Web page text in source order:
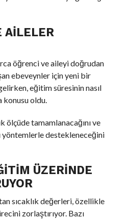
AILELER
öğrenci ve aileyi doğrudan
ebeveynler için yeni bir
eğitim süresinin nasıl
konusu oldu.
ölçüde tamamlanacağını ve
destekleneceğini
ÜZERINDE
sıcaklık değerleri, özellikle
zorlaştırıyor. Bazı